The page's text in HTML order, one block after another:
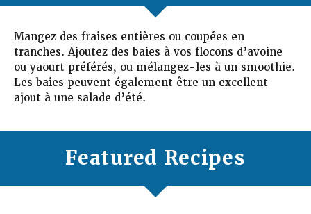
Mangez des fraises entières ou coupées en
tranches. Ajoutez des baies à vos flocons d’avoine
ou yaourt préférés, ou mélangez-les à un smoothie.
Les baies peuvent également être un excellent
ajout à une salade d’été.
Featured Recipes